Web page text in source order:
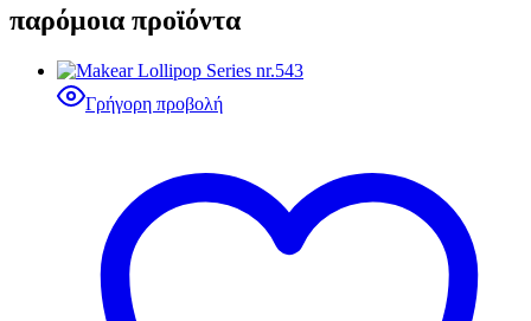
παρόμοια προϊόντα
Γρήγορη προβολή